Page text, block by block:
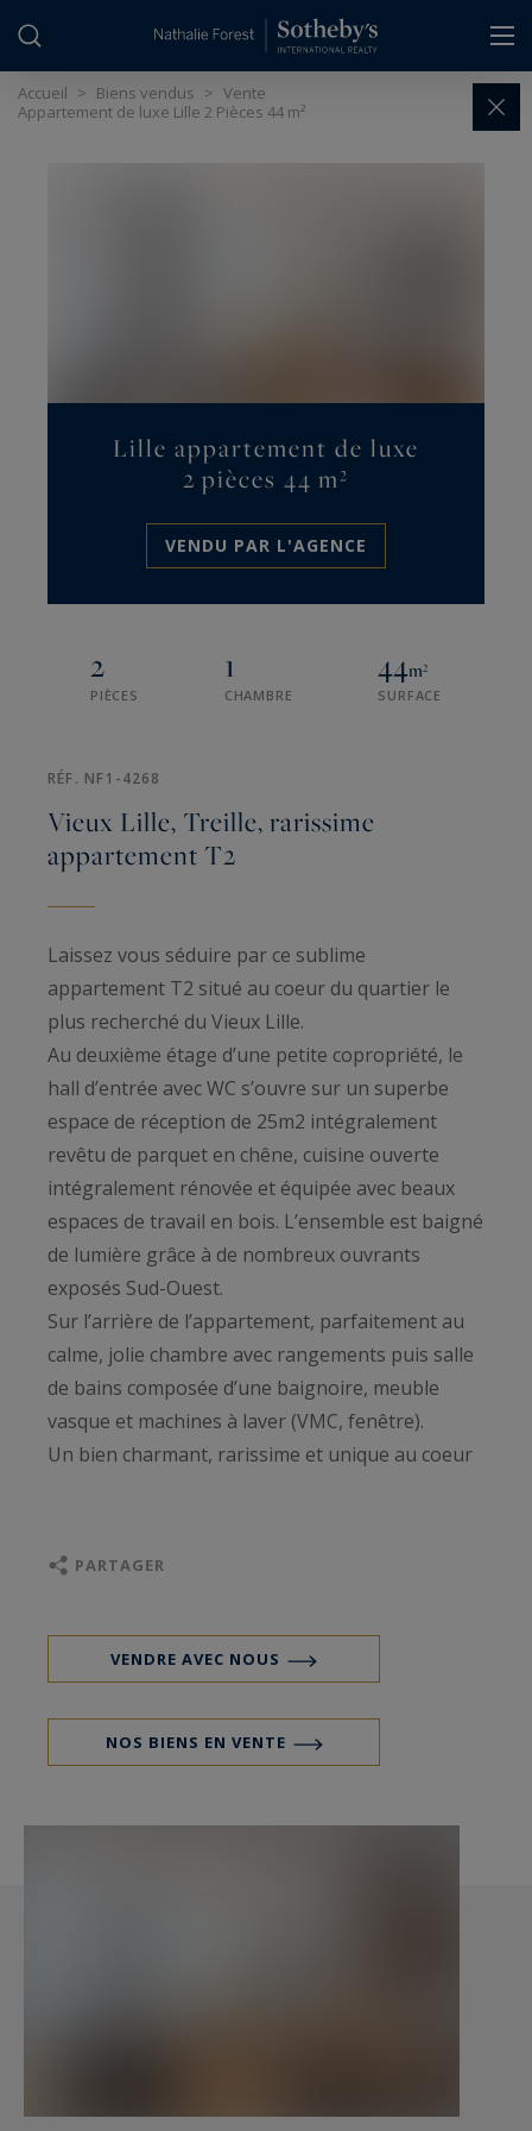
Accueil > Biens vendus > Vente
Appartement de luxe Lille 2 Pièces 44 m²
Lille appartement de luxe
2 pièces 44 m²
VENDU PAR L'AGENCE
2
PIÈCES
1
CHAMBRE
44m²
SURFACE
RÉF. NF1-4268
Vieux Lille, Treille, rarissime
appartement T2
Laissez vous séduire par ce sublime
appartement T2 situé au coeur du quartier le
plus recherché du Vieux Lille.
Au deuxième étage d’une petite copropriété, le
hall d’entrée avec WC s’ouvre sur un superbe
espace de réception de 25m2 intégralement
revêtu de parquet en chêne, cuisine ouverte
intégralement rénovée et équipée avec beaux
espaces de travail en bois. L’ensemble est baigné
de lumière grâce à de nombreux ouvrants
exposés Sud-Ouest.
Sur l’arrière de l’appartement, parfaitement au
calme, jolie chambre avec rangements puis salle
de bains composée d’une baignoire, meuble
vasque et machines à laver (VMC, fenêtre).
Un bien charmant, rarissime et unique au coeur
PARTAGER
VENDRE AVEC NOUS
NOS BIENS EN VENTE